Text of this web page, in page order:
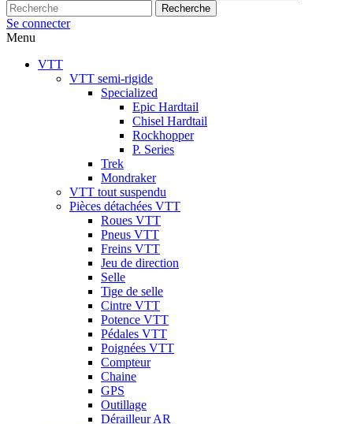
Recherche
Se connecter
Menu
VTT
VTT semi-rigide
Specialized
Epic Hardtail
Chisel Hardtail
Rockhopper
P. Series
Trek
Mondraker
VTT tout suspendu
Pièces détachées VTT
Roues VTT
Pneus VTT
Freins VTT
Jeu de direction
Selle
Tige de selle
Cintre VTT
Potence VTT
Pédales VTT
Poignées VTT
Compteur
Chaine
GPS
Outillage
Dérailleur AR